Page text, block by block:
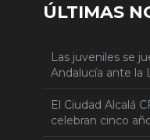
ÚLTIMAS
Las juveniles se
Andalucía ante la
El Ciudad Alcalá
celebran cinco